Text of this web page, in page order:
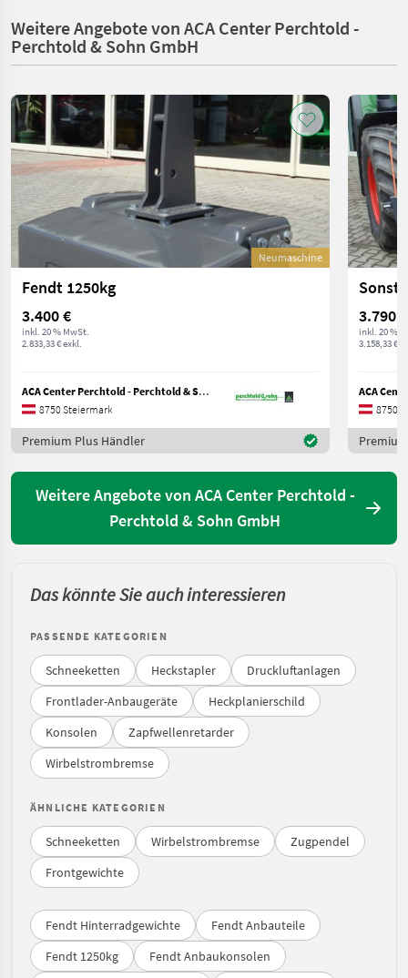
Weitere Angebote von ACA Center Perchtold -
Perchtold & Sohn GmbH
Neumaschine
Fendt 1250kg
3.400 €
inkl. 20 % MwSt.
2.833,33 € exkl.
ACA Center Perchtold - Perchtold & Sohn GmbH
8750 Steiermark
Premium Plus Händler
3.790 €
inkl. 20 %
3.158,33 €
8750
Weitere Angebote von ACA Center Perchtold -
Perchtold & Sohn GmbH
Das könnte Sie auch interessieren
PASSENDE KATEGORIEN
Schneeketten Heckstapler
Druckluftanlagen
Frontlader-Anbaugeräte
Heckplanierschild
Konsolen
Zapfwellenretarder
Wirbelstrombremse
ÄHNLICHE KATEGORIEN
Schneeketten Wirbelstrombremse
Zugpendel
Frontgewichte
Fendt Hinterradgewichte
Fendt Anbauteile
Fendt 1250kg
Fendt Anbaukonsolen